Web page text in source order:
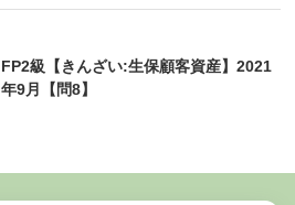
FP2級【きんざい:生保顧客資産】2021
年9月【問8】